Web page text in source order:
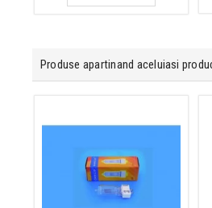
Produse apartinand aceluiasi